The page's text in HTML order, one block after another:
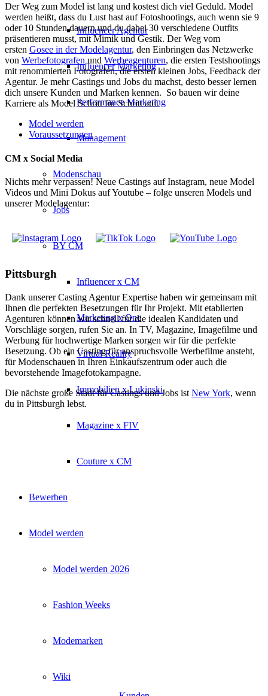
Influencer Agentur
Influencer Marketing
Performance Marketing
Management
Modenschau
Jobs
BY CM
Influencer x CM
Marketing x One
Virtual Reality
Immobilien x Lukinski
Magazine x FIV
Couture x CM
Bewerben
Model werden
Model werden 2026
Fashion Weeks
Modemarken
Wiki
Der Weg zum Model ist lang und kostest dich viel Geduld. Model
werden heißt, dass du Lust hast auf Fotoshootings, auch wenn sie 9
oder 10 Stunden dauern und du dabei 30 verschiedene Outfits
präsentieren musst, mit Mimik und Gestik. Der Weg vom
ersten Gosee in der Modelagentur, den Einbringen das Netzwerke
von Werbefotografen und Werbeagenturen, die ersten Testshootings
mit renommierten Fotografen, die ersten kleinen Jobs, Feedback der
Agentur. Je mehr Castings und Jobs du machst, desto besser lernen
dich unsere Kunden und Marken kennen. So bauen wir deine
Karriere als Model Schritt für Schritt auf.
Model werden
Voraussetzungen
CM x Social Media
Nichts mehr verpassen! Neue Castings auf Instagram, neue Model
Videos und Mini Dokus auf Youtube – folge unseren Models und
unserer Modelagentur:
Pittsburgh
Dank unserer Casting Agentur Expertise haben wir gemeinsam mit
Ihnen die perfekten Besetzungen für Ihr Projekt. Mit etablierten
Agenturen können wir schnell für die idealen Kandidaten und
Vorschläge sorgen, rufen Sie an. In TV, Magazine, Imagefilme und
Werbung für hochwertige Marken sorgen wir für die perfekte
Besetzung. Ob ein Casting für anspruchsvolle Werbefilme ansteht,
für Modenschauen in Ihren Einkaufszentrum oder auch die
bevorstehende Imagefotokampagne.
Die nächste große Stadt für Castings und Jobs ist New York, wenn
du in Pittsburgh lebst.